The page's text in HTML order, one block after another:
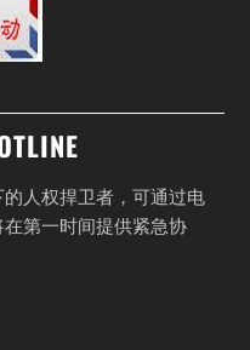
人权捍卫者，可通过电
第一时间提供紧急协